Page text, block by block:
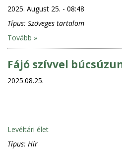
2025. August 25. - 08:48
Típus: Szöveges tartalom
Tovább »
Fájó szívvel
2025.08.25.
Levéltári élet
Típus: Hír